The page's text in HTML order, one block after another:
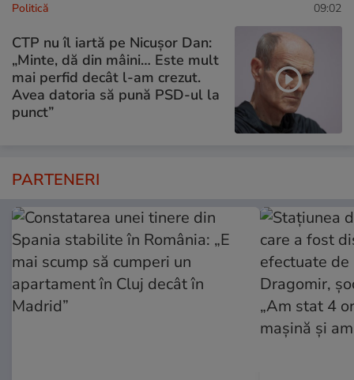
Politică 09:02
CTP nu îl iartă pe Nicușor Dan:
„Minte, dă din mâini… Este mult
mai perfid decât l-am crezut.
Avea datoria să pună PSD-ul la
punct”
PARTENERI